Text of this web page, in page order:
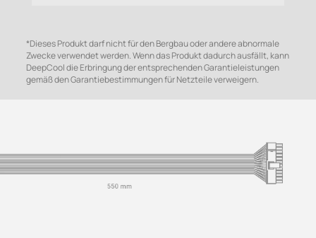
*Dieses Produkt darf nicht für den Bergbau oder andere abnormale
Zwecke verwendet werden. Wenn das Produkt dadurch ausfällt, kann
DeepCool die Erbringung der entsprechenden Garantieleistungen
gemäß den Garantiebestimmungen für Netzteile verweigern.